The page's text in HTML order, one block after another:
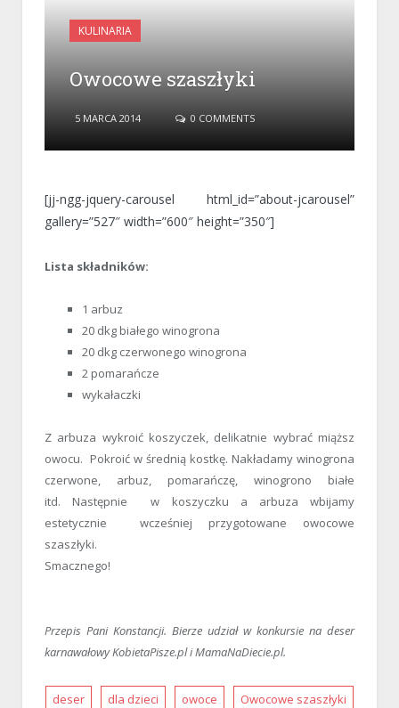
KULINARIA
Owocowe szaszłyki
5 MARCA 2014 0 COMMENTS
[jj-ngg-jquery-carousel html_id=”about-jcarousel”
gallery=”527″ width=”600″ height=”350″]
Lista składników:
1 arbuz
20 dkg białego winogrona
20 dkg czerwonego winogrona
2 pomarańcze
wykałaczki
Z arbuza wykroić koszyczek, delikatnie wybrać miąższ
owocu. Pokroić w średnią kostkę. Nakładamy winogrona
czerwone, arbuz, pomarańczę, winogrono białe
itd. Następnie w koszyczku a arbuza wbijamy
estetycznie wcześniej przygotowane owocowe
szaszłyki.
Smacznego!
Przepis Pani Konstancji. Bierze udział w konkursie na deser
karnawałowy KobietaPisze.pl i MamaNaDiecie.pl.
deser dla dzieci owoce
Owocowe szaszłyki